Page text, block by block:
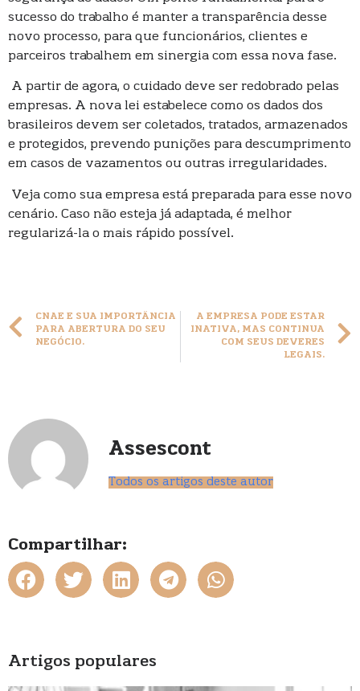
sucesso do trabalho é manter a transparência desse
novo processo, para que funcionários, clientes e
parceiros trabalhem em sinergia com essa nova fase.
A partir de agora, o cuidado deve ser redobrado pelas
empresas. A nova lei estabelece como os dados dos
brasileiros devem ser coletados, tratados, armazenados
e protegidos, prevendo punições para descumprimento
em casos de vazamentos ou outras irregularidades.
Veja como sua empresa está preparada para esse novo
cenário. Caso não esteja já adaptada, é melhor
regularizá-la o mais rápido possível.
CNAE E SUA IMPORTÂNCIA
PARA ABERTURA DO SEU
NEGÓCIO.
A EMPRESA PODE ESTAR
INATIVA, MAS CONTINUA
COM SEUS DEVERES
LEGAIS.
Assescont
Todos os artigos deste autor
Compartilhar:
Artigos populares